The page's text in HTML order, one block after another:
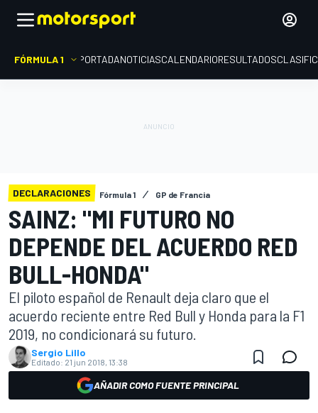
FÓRMULA 1 PORTADANOTICIASCALENDARIORESULTADOS
DECLARACIONES Fórmula 1 GP de Francia
SAINZ: "MI FUTURO NO
DEPENDE DEL ACUERDO RED
BULL-HONDA"
El piloto español de Renault deja claro que el
acuerdo reciente entre Red Bull y Honda para la F1
2019, no condicionará su futuro.
Sergio Lillo
Editado: 21 jun 2018, 13:38
AÑADIR COMO FUENTE PRINCIPAL